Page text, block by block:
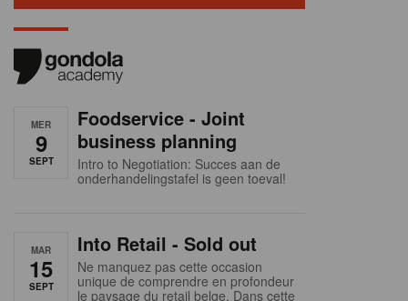
MER
9
SEPT
Foodservice - Joint
business planning
Intro to Negotiation: Succes aan de
onderhandelingstafel is geen toeval!
MAR
15
SEPT
Into Retail - Sold out
Ne manquez pas cette occasion
unique de comprendre en profondeur
le paysage du retail belge. Dans cette